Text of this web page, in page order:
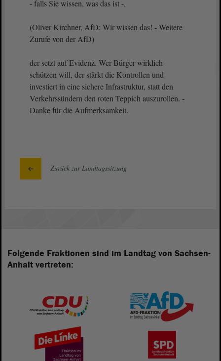
- falls Sie wissen, was das ist -,
(Oliver Kirchner, AfD: Wir wissen das! - Weitere
Zurufe von der AfD)
der setzt auf Evidenz. Wer Bürger wirklich
schützen will, der stärkt die Kontrollen und
investiert in eine sichere Infrastruktur, statt den
Verkehrssündern den roten Teppich auszurollen. -
Danke für die Aufmerksamkeit.
Zurück zur Landtagssitzung
Folgende Fraktionen sind im Landtag von Sachsen-
Anhalt vertreten: